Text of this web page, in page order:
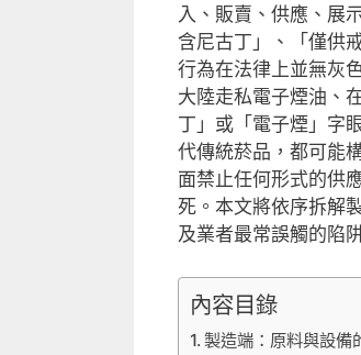
入、販賣、供應、展
含尼古丁」、「僅供
行為在法律上並無灰
大陸走私電子煙油、
丁」或「電子煙」字
代傳統菸品，都可能
面禁止任何形式的供
死。本文將依序拆解
及業者最常誤觸的陷
內容目錄
製造端：原料與設備